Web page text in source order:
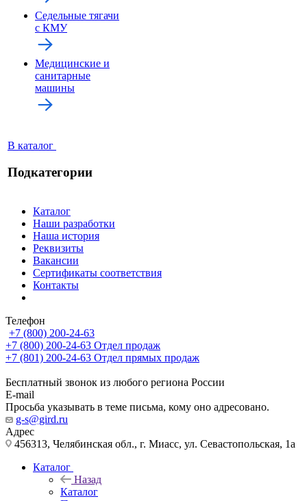
Седельные тягачи
с КМУ
Медицинские и
санитарные
машины
В каталог
Подкатегории
Каталог
Наши разработки
Наша история
Реквизиты
Вакансии
Сертификаты соответствия
Контакты
Телефон
+7 (800) 200-24-63
+7 (800) 200-24-63 Отдел продаж
+7 (801) 200-24-63 Отдел прямых продаж
Бесплатный звонок из любого региона России
E-mail
Просьба указывать в теме письма, кому оно адресовано.
g-s@gird.ru
Адрес
456313, Челябинская обл., г. Миасс, ул. Севастопольская, 1а
Каталог
Назад
Каталог